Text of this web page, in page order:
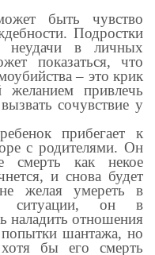
быть чувство
Подростки
неудачи в личных
показаться, что
– это крик
привлечь
сочувствие у
прибегает к
с родителями. Он
смерть как некое
и снова будет
желая умереть в
ситуации, он в
наладить отношения
шантажа, но
бы его смерть